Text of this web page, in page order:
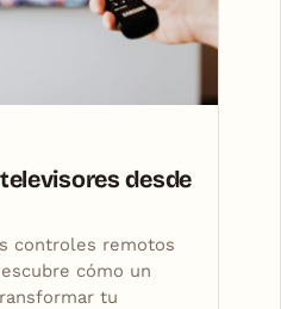
desde
controles remotos
cómo un
tu